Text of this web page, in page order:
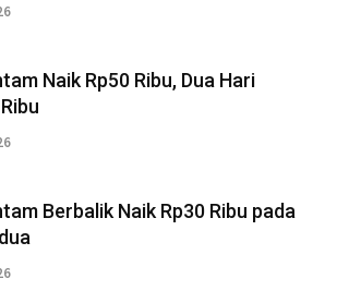
Naik Rp50 Ribu, Dua Hari
Berbalik Naik Rp30 Ribu pada